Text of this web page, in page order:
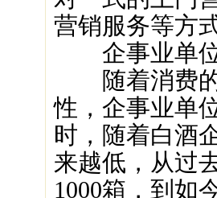
营销服务等方
企事业单位
随着消费的
性，企事业单
时，随着白酒
来越低，从过
1000箱，到如